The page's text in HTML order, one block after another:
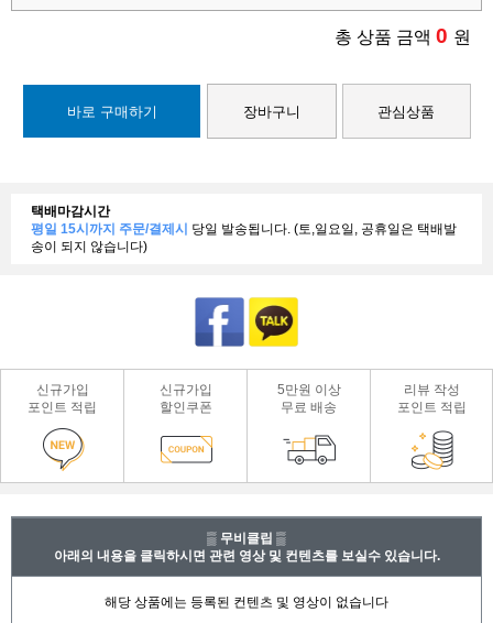
총 상품 금액 0 원
바로 구매하기 장바구니 관심상품
택배마감시간
평일 15시까지 주문/결제시 당일 발송됩니다. (토,일요일, 공휴일은 택배발
송이 되지 않습니다)
신규가입
포인트 적립
신규가입
할인쿠폰
5만원 이상
무료 배송
리뷰 작성
포인트 적립
▒ 무비클립 ▒
아래의 내용을 클릭하시면 관련 영상 및 컨텐츠를 보실수 있습니다.